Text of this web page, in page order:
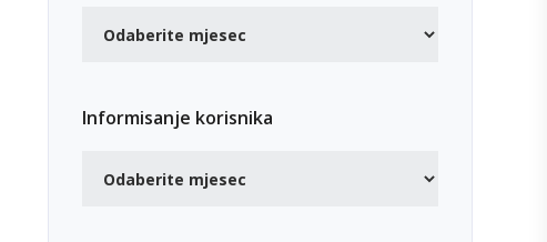
Informisanje korisnika